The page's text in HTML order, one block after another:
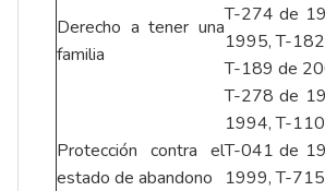
Derecho a tener una
familia
T-274 de
1995, T-
T-189 de
Protección contra el
estado de abandono
T-278 de
1994, T-
T-041 de
1999, T-